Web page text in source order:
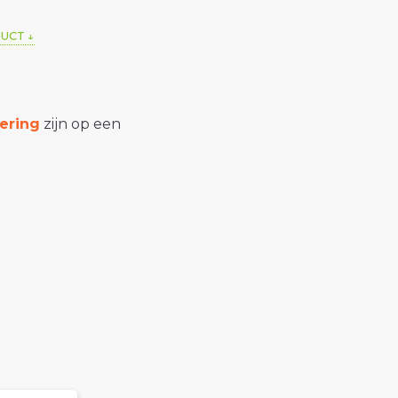
zijn op een